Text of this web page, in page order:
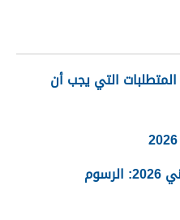
استخراج جواز سفر عماني 2026 المتطلبات التي يجب أن
خطوات تجديد جواز السفر العماني 2026: الرسوم